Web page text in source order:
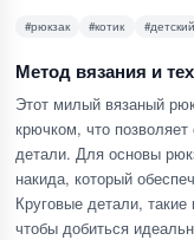
#рюкзак #котик #детский
Метод вязания и
Этот милый вязаный
крючком, что позволяет
детали. Для основы
накида, который
Круговые детали,
чтобы добиться